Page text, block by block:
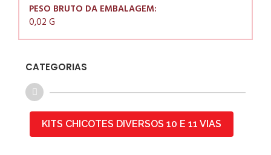
PESO BRUTO DA EMBALAGEM:
0,02 G
CATEGORIAS
KITS CHICOTES DIVERSOS 10 E 11 VIAS